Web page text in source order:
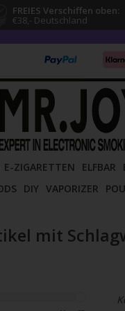
FREIES Verschiffen oben:
€38,- Deutschland
E-ZIGARETTEN ELFBAR
DIY VAPORIZER
mit